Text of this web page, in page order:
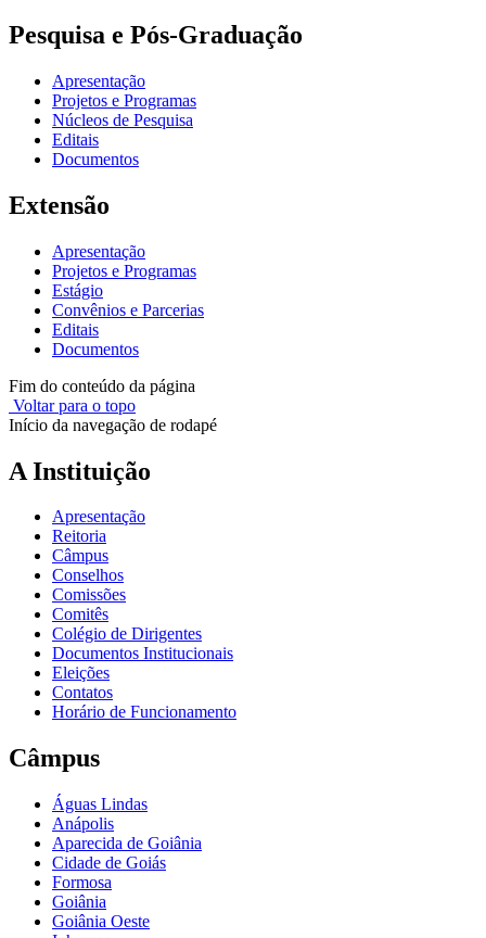
Pesquisa e Pós-Graduação
Apresentação
Projetos e Programas
Núcleos de Pesquisa
Editais
Documentos
Extensão
Apresentação
Projetos e Programas
Estágio
Convênios e Parcerias
Editais
Documentos
Fim do conteúdo da página
Voltar para o topo
Início da navegação de rodapé
A Instituição
Apresentação
Reitoria
Câmpus
Conselhos
Comissões
Comitês
Colégio de Dirigentes
Documentos Institucionais
Eleições
Contatos
Horário de Funcionamento
Câmpus
Águas Lindas
Anápolis
Aparecida de Goiânia
Cidade de Goiás
Formosa
Goiânia
Goiânia Oeste